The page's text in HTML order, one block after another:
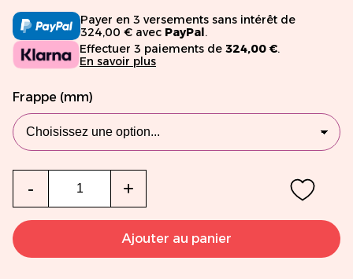
Payer en 3 versements sans intérêt de
324,00 € avec PayPal.
Effectuer 3 paiements de 324,00 €.
En savoir plus
Frappe (mm)
- +
Ajouter au panier